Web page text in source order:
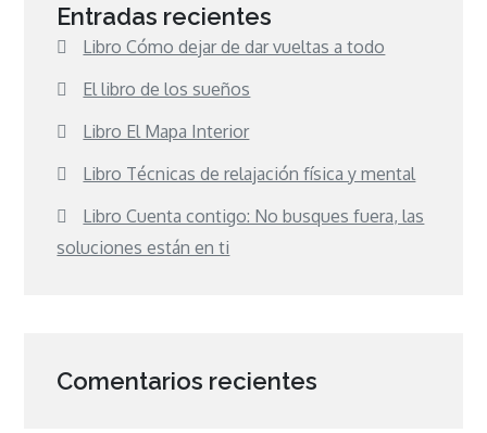
Entradas recientes
Libro Cómo dejar de dar vueltas a todo
El libro de los sueños
Libro El Mapa Interior
Libro Técnicas de relajación física y mental
Libro Cuenta contigo: No busques fuera, las
soluciones están en ti
Comentarios recientes